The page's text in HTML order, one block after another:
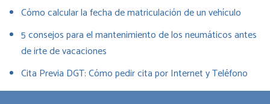
Cómo calcular la fecha de matriculación de un vehículo
5 consejos para el mantenimiento de los neumáticos antes
de irte de vacaciones
Cita Previa DGT: Cómo pedir cita por Internet y Teléfono